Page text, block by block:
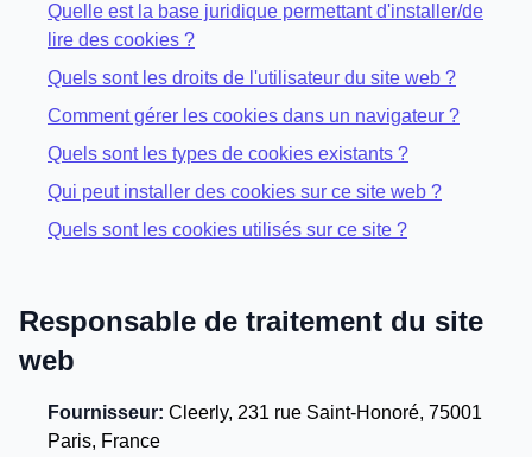
Quelle est la base juridique permettant d'installer/de
lire des cookies ?
Quels sont les droits de l'utilisateur du site web ?
Comment gérer les cookies dans un navigateur ?
Quels sont les types de cookies existants ?
Qui peut installer des cookies sur ce site web ?
Quels sont les cookies utilisés sur ce site ?
Responsable de traitement du site
web
Fournisseur: Cleerly, 231 rue Saint-Honoré, 75001
Paris, France